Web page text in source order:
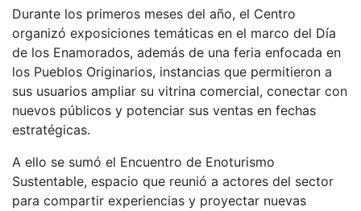
Durante los primeros meses del año, el Centro
organizó exposiciones temáticas en el marco del Día
de los Enamorados, además de una feria enfocada en
los Pueblos Originarios, instancias que permitieron a
sus usuarios ampliar su vitrina comercial, conectar con
nuevos públicos y potenciar sus ventas en fechas
estratégicas.
A ello se sumó el Encuentro de Enoturismo
Sustentable, espacio que reunió a actores del sector
para compartir experiencias y proyectar nuevas